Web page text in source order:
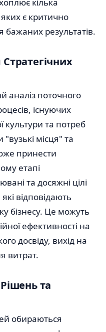
кілька
є критично
результатів.
аналіз поточного
існуючих
культури та потреб
місця" та
принести
етапі
та досяжні цілі
які відповідають
бізнесу. Це можуть
ефективності на
досвіду, вихід на
витрат.
та
обираються